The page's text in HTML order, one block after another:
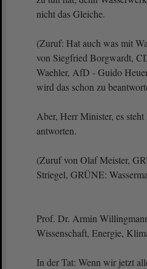
nicht das Gleiche.
(Zuruf: Hat auch was mit
von Siegfried Borgwardt,
Waehler, AfD - Guido
wird das schon zu
Aber, Herr Minister, es
antworten.
(Zuruf von Olaf Meister,
Striegel, GRÜNE:
Prof. Dr. Armin
Wissenschaft, Energie,
In der Tat: Wenn wir jetzt